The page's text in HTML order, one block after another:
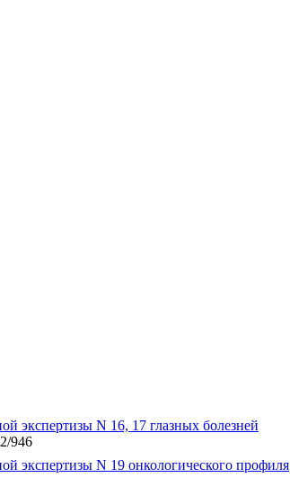
экспертизы N 16, 17 глазных болезней
946
экспертизы N 19 онкологического профиля